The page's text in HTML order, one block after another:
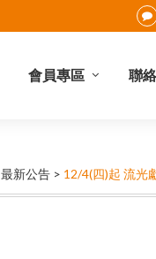
會員專區 聯
最新公告 > 12/4(四)起 流光